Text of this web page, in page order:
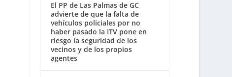
El PP de Las Palmas de GC
advierte de que la falta de
vehículos policiales por no
haber pasado la ITV pone en
riesgo la seguridad de los
vecinos y de los propios
agentes